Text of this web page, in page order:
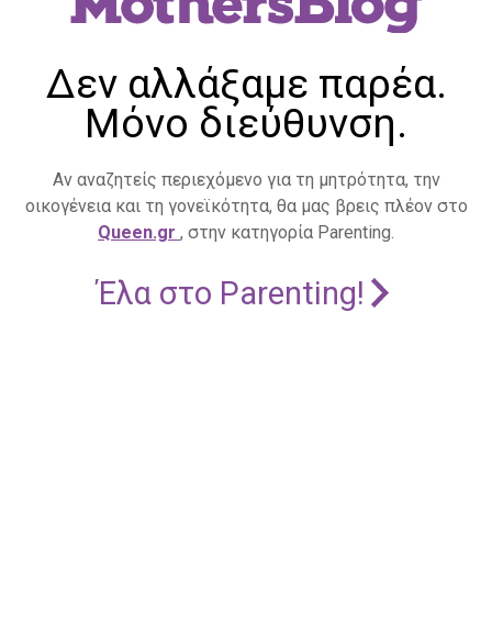
Δεν αλλάξαμε παρέα.
Μόνο διεύθυνση.
Αν αναζητείς περιεχόμενο για τη μητρότητα, την
οικογένεια και τη γονεϊκότητα, θα μας βρεις πλέον στο
Queen.gr , στην κατηγορία Parenting.
Έλα στο Parenting!